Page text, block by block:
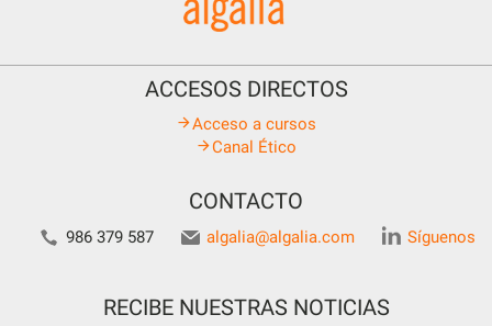
ACCESOS DIRECTOS
Acceso a cursos
Canal Ético
CONTACTO
986 379 587 algalia@algalia.com Síguenos
RECIBE NUESTRAS NOTICIAS